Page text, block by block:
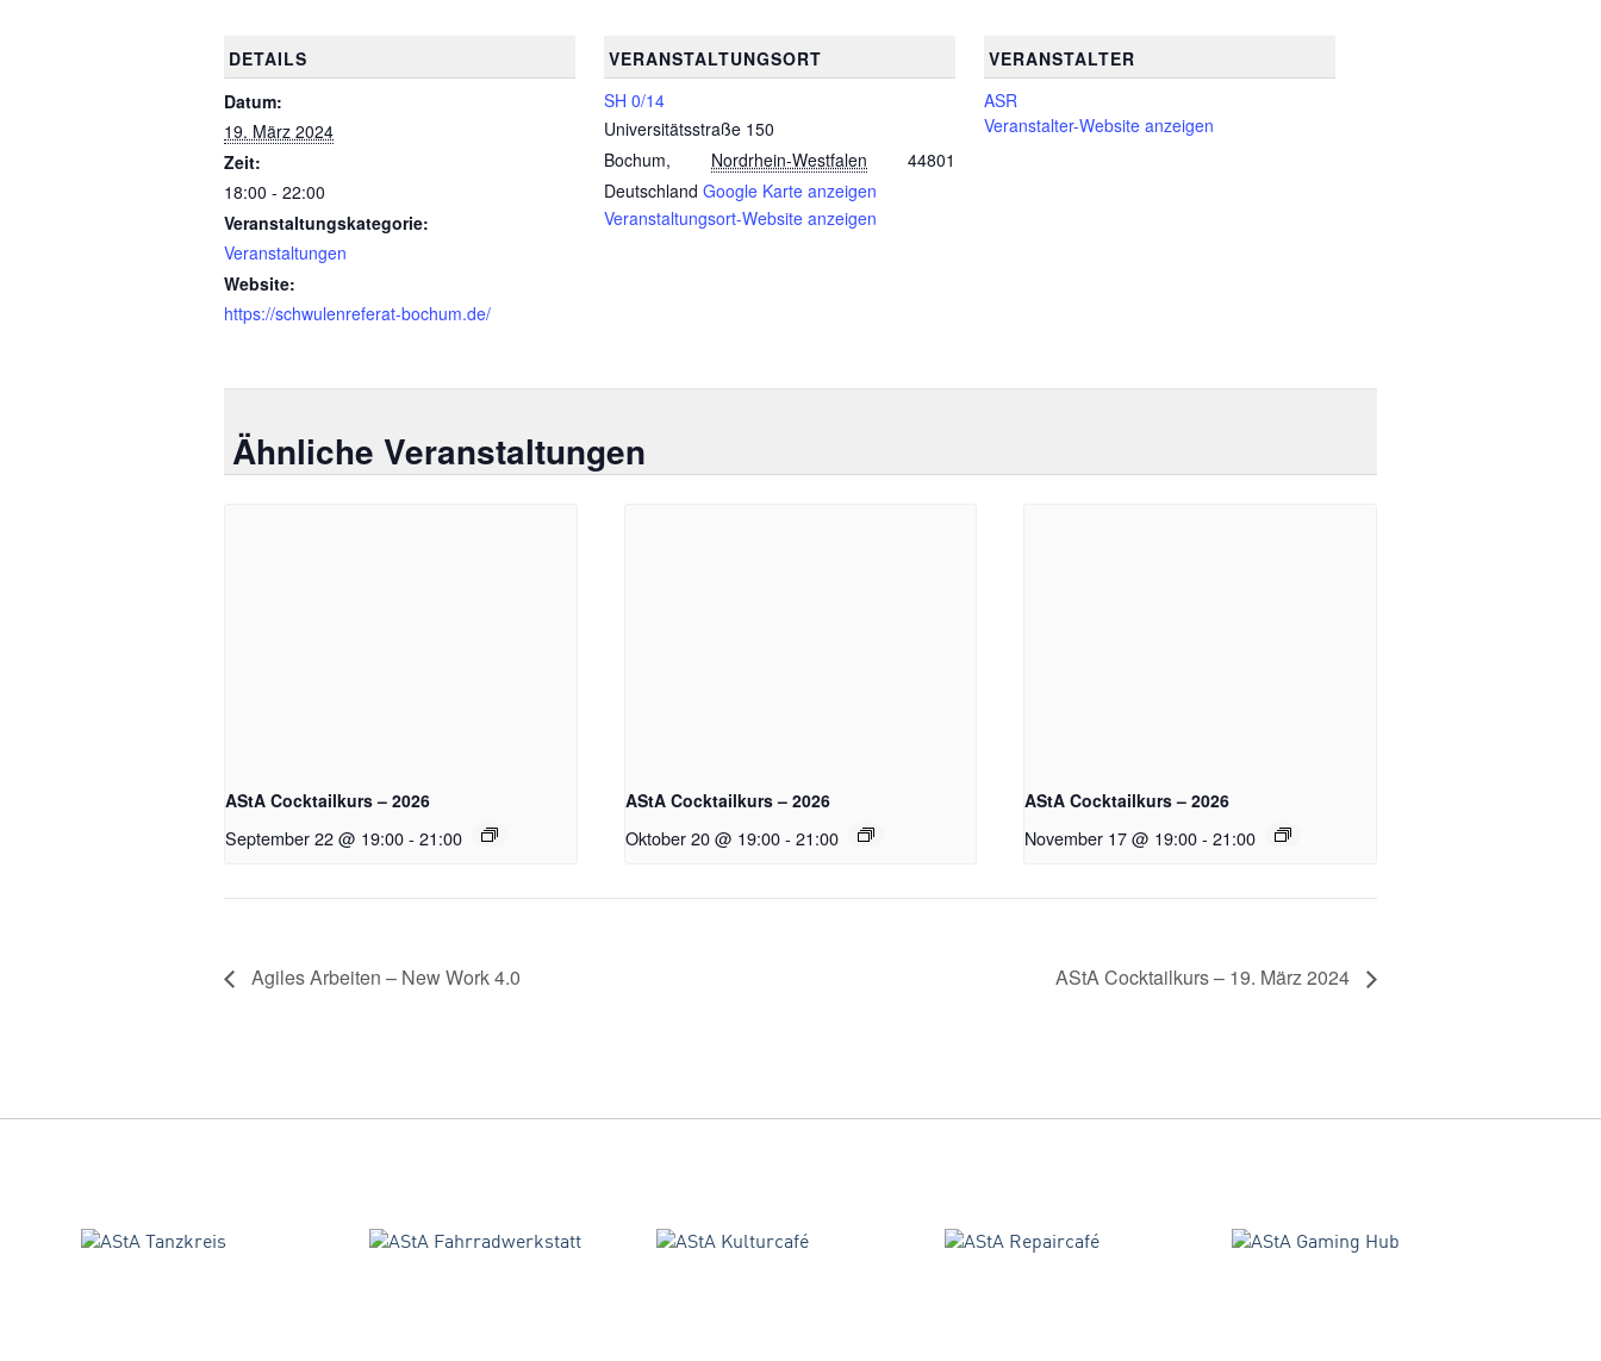
DETAILS
Datum:
19. März 2024
Zeit:
18:00 - 22:00
Veranstaltungskategorie:
Veranstaltungen
Website:
https://schwulenreferat-bochum.de/
VERANSTALTUNGSORT
SH 0/14
Universitätsstraße 150
Bochum, Nordrhein-Westfalen
44801
Deutschland Google Karte anzeigen
Veranstaltungsort-Website anzeigen
VERANSTALTER
ASR
Veranstalter-Website anzeigen
Ähnliche Veranstaltungen
AStA Cocktailkurs – 2026
September 22 @ 19:00 - 21:00
AStA Cocktailkurs – 2026
Oktober 20 @ 19:00 - 21:00
AStA Cocktailkurs – 2026
November 17 @ 19:00- 21:00
Agiles Arbeiten – New Work 4.0 AStA Cocktailkurs – 19. März 2024